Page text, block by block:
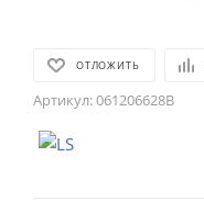
ОТЛОЖИТЬ
Артикул:061206628B